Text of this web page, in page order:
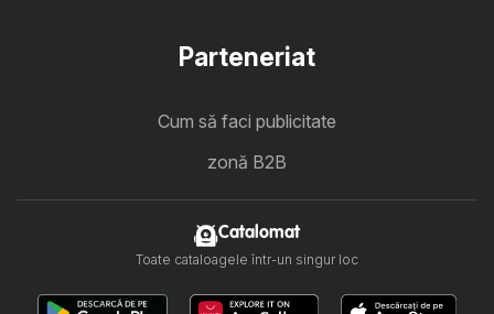
Parteneriat
Cum să faci publicitate
zonă B2B
Catalomat
Toate cataloagele într-un singur loc